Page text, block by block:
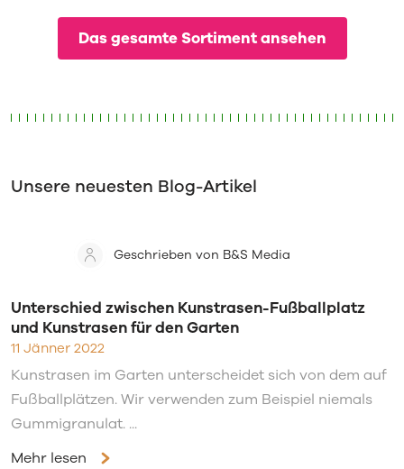
Das gesamte Sortiment ansehen
Unsere neuesten Blog-Artikel
Geschrieben von B&S Media
Unterschied zwischen Kunstrasen-Fußballplatz
und Kunstrasen für den Garten
11 Jänner 2022
Kunstrasen im Garten unterscheidet sich von dem auf
Fußballplätzen. Wir verwenden zum Beispiel niemals
Gummigranulat. ...
Mehr lesen